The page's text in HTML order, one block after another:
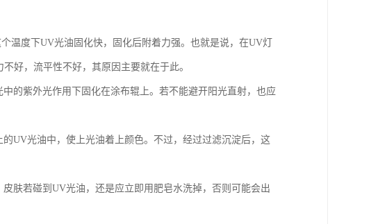
度下UV光油固化快，固化后附着力强。也就是说，在UV灯
好，流平性不好，其原因主要就在于此。
的紫外光作用下固化在涂布辊上。若不能避开阳光直射，也应
UV光油中，使上光油着上颜色。不过，经过过滤沉淀后，这
肤若碰到UV光油，还是应立即用肥皂水洗掉，否则可能会出